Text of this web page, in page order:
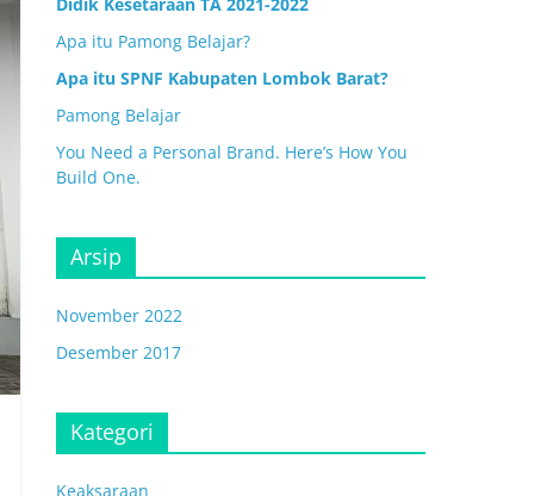
Apa itu Pamong Belajar?
Apa itu SPNF Kabupaten Lombok Barat?
Pamong Belajar
You Need a Personal Brand. Here’s How You
Build One.
Arsip
November 2022
Desember 2017
Kategori
Keaksaraan